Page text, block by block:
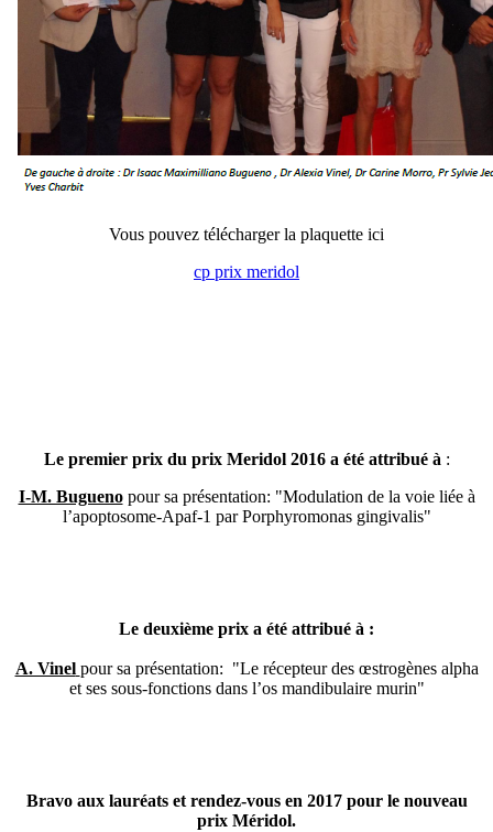
Vous pouvez télécharger la plaquette ici
cp prix meridol
Le premier prix du prix Meridol 2016 a été attribué à :
I-M. Buguenopour sa présentation: "Modulation de la voie liée à
l’apoptosome-Apaf-1 par Porphyromonas gingivalis"
Le deuxième prix a été attribué à :
A. Vinel pour sa présentation: "Le récepteur des œstrogènes alpha
et ses sous-fonctions dans l’os mandibulaire murin"
Bravo aux lauréats et rendez-vous en 2017 pour le nouveau
prix Méridol.